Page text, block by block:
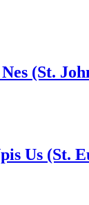
(St.
Us (St.